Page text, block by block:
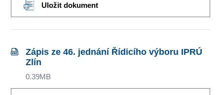
Uložit dokument
Zápis ze 46. jednání Řídicího výboru IPRÚ
Zlín
0.39MB